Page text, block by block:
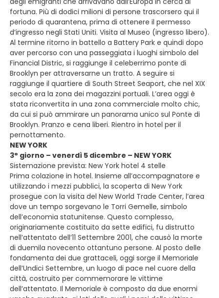
fortuna. Più di dodici milioni di persone trascorsero qui il
periodo di quarantena, prima di ottenere il permesso
d’ingresso negli Stati Uniti. Visita al Museo (ingresso libero).
Al termine ritorno in battello a Battery Park e quindi dopo
aver percorso con una passeggiata i luoghi simbolo del
Financial Distric, si raggiunge il celeberrimo ponte di
Brooklyn per attraversarne un tratto. A seguire si
raggiunge il quartiere di South Street Seaport, che nel XIX
secolo era la zona dei magazzini portuali. L’area oggi è
stata riconvertita in una zona commerciale molto chic,
da cui si può ammirare un panorama unico sul Ponte di
Brooklyn. Pranzo e cena liberi. Rientro in hotel per il
pernottamento.
NEW YORK
3° giorno – venerdì 5 dicembre – NEW YORK
Sistemazione prevista: New York hotel 4 stelle
Prima colazione in hotel. Insieme all’accompagnatore e
utilizzando i mezzi pubblici, la scoperta di New York
prosegue con la visita del New World Trade Center, l’area
dove un tempo sorgevano le Torri Gemelle, simbolo
dell’economia statunitense. Questo complesso,
originariamente costituito da sette edifici, fu distrutto
nell’attentato dell’11 Settembre 2001, che causò la morte
di duemila novecento ottantuno persone. Al posto delle
fondamenta dei due grattaceli, oggi sorge il Memoriale
dell’Undici Settembre, un luogo di pace nel cuore della
città, costruito per commemorare le vittime
dell’attentato. Il Memoriale è composto da due enormi